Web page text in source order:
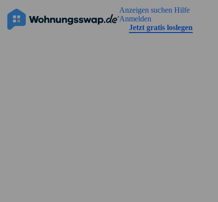
Anzeigen suchen Hilfe
Anmelden
Jetzt gratis loslegen
Die Anzeige hat noch keine Bilder
Straßenansicht